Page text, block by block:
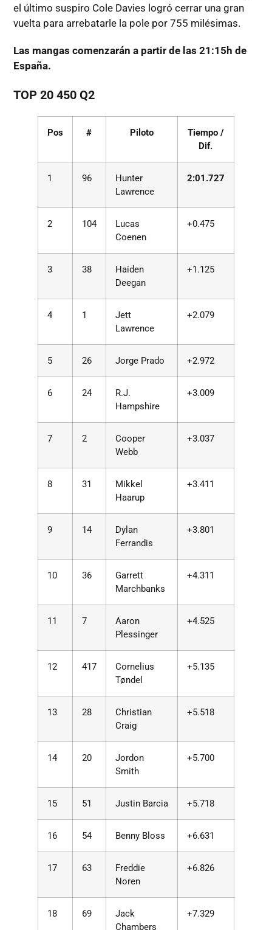
el último suspiro Cole Davies logró cerrar una gran
vuelta para arrebatarle la pole por 755 milésimas.
Las mangas comenzarán a partir de las 21:15h de
España.
TOP 20 450 Q2
Pos # Piloto
Tiempo /
Dif.
1 96
Hunter
Lawrence
2:01.727
2 104
Lucas
Coenen
+0.475
3 38
Haiden
Deegan
+1.125
4 1
Jett
Lawrence
+2.079
5 26 Jorge Prado +2.972
6 24
R.J.
Hampshire
+3.009
7 2
Cooper
Webb
+3.037
8 31
Mikkel
Haarup
+3.411
9 14
Dylan
Ferrandis
+3.801
10 36
Garrett
Marchbanks
+4.311
11 7
Aaron
Plessinger
+4.525
12 417
Cornelius
Tøndel
+5.135
13 28
Christian
Craig
+5.518
14 20
Jordon
Smith
+5.700
15 51 Justin Barcia +5.718
16 54 Benny Bloss +6.631
17 63
Freddie
Noren
+6.826
18 69
Jack
Chambers
+7.329